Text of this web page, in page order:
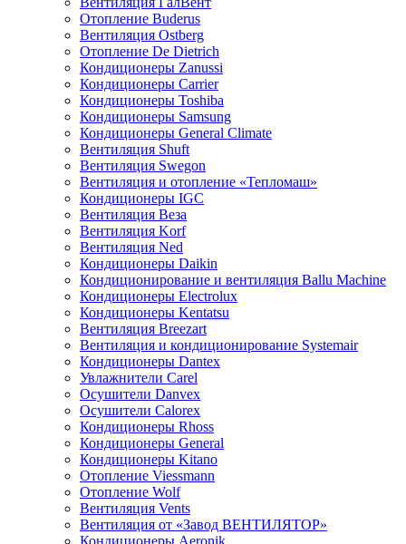
Отопление Buderus
Вентиляция Ostberg
Отопление De Dietrich
Кондиционеры Zanussi
Кондиционеры Carrier
Кондиционеры Toshiba
Кондиционеры Samsung
Кондиционеры General Climate
Вентиляция Shuft
Вентиляция Swegon
Вентиляция и отопление «Тепломаш»
Кондиционеры IGC
Вентиляция Веза
Вентиляция Korf
Вентиляция Ned
Кондиционеры Daikin
Кондиционирование и вентиляция Ballu Machine
Кондиционеры Electrolux
Кондиционеры Kentatsu
Вентиляция Breezart
Вентиляция и кондиционирование Systemair
Кондиционеры Dantex
Увлажнители Carel
Осушители Danvex
Осушители Calorex
Кондиционеры Rhoss
Кондиционеры General
Кондиционеры Kitano
Отопление Viessmann
Отопление Wolf
Вентиляция Vents
Вентиляция от «Завод ВЕНТИЛЯТОР»
Кондиционеры Aeronik